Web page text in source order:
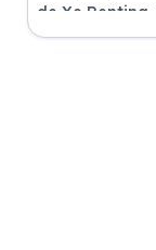
de Xe
excelente y el